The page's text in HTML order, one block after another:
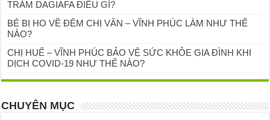
TRÀM DAGIAFA ĐIỀU GÌ?
BÉ BỊ HO VỀ ĐÊM CHỊ VÂN – VĨNH PHÚC LÀM NHƯ THẾ
NÀO?
CHỊ HUẾ – VĨNH PHÚC BẢO VỆ SỨC KHỎE GIA ĐÌNH KHI
DỊCH COVID-19 NHƯ THẾ NÀO?
CHUYÊN MỤC